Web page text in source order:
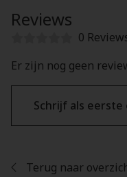
Reviews
0
Er zijn nog geen
Schrijf als
Terug naar